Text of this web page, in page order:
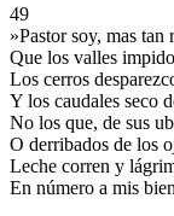
49
»Pastor soy, mas tan
Que los valles
Los cerros
Y los caudales seco
No los que, de sus
O derribados de los
Leche corren y
En número a mis